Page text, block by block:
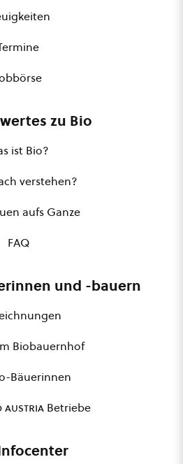
zu Bio
ist Bio?
verstehen?
aufs Ganze
FAQ
und -bauern
Biobauernhof
Bäuerinnen
austria Betriebe